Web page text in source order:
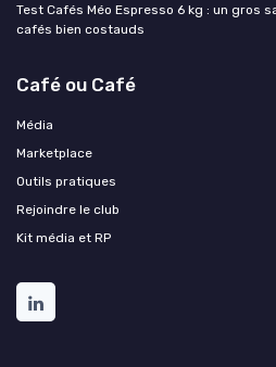
Test Cafés Méo Espresso 6 kg : un gros
cafés bien costauds
Café ou Café
Média
Marketplace
Outils pratiques
Rejoindre le club
Kit média et RP